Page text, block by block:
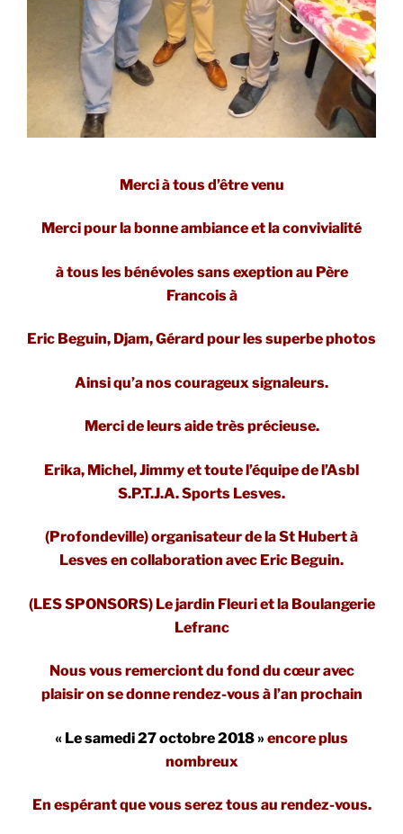
Merci à tous d’être venu
Merci pour la bonne ambiance et la convivialité
à tous les bénévoles sans exeption au Père
Francois à
Eric Beguin, Djam, Gérard pour les superbe photos
Ainsi qu’a nos courageux signaleurs.
Merci de leurs aide très précieuse.
Erika, Michel, Jimmy et toute l’équipe de l’Asbl
S.P.T.J.A. Sports Lesves.
(Profondeville) organisateur de la St Hubert à
Lesves en collaboration avec Eric Beguin.
(LES SPONSORS) Le jardin Fleuri et la Boulangerie
Lefranc
Nous vous remerciont du fond du cœur avec
plaisir on se donne rendez-vous à l’an prochain
« Le samedi 27 octobre 2018 »encore plus
nombreux
En espérant que vous serez tous au rendez-vous.